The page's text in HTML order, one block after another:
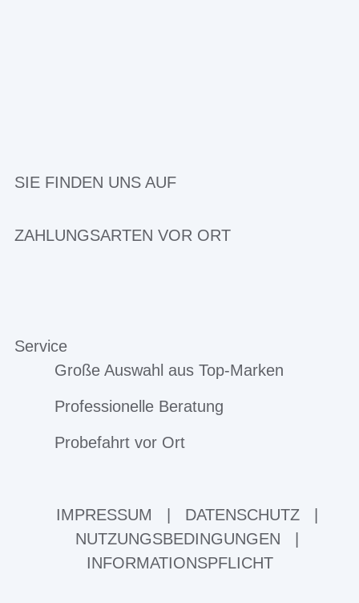
SIE FINDEN UNS AUF
ZAHLUNGSARTEN VOR ORT
Service
Große Auswahl aus Top-Marken
Professionelle Beratung
Probefahrt vor Ort
IMPRESSUM DATENSCHUTZ
NUTZUNGSBEDINGUNGEN
INFORMATIONSPFLICHT